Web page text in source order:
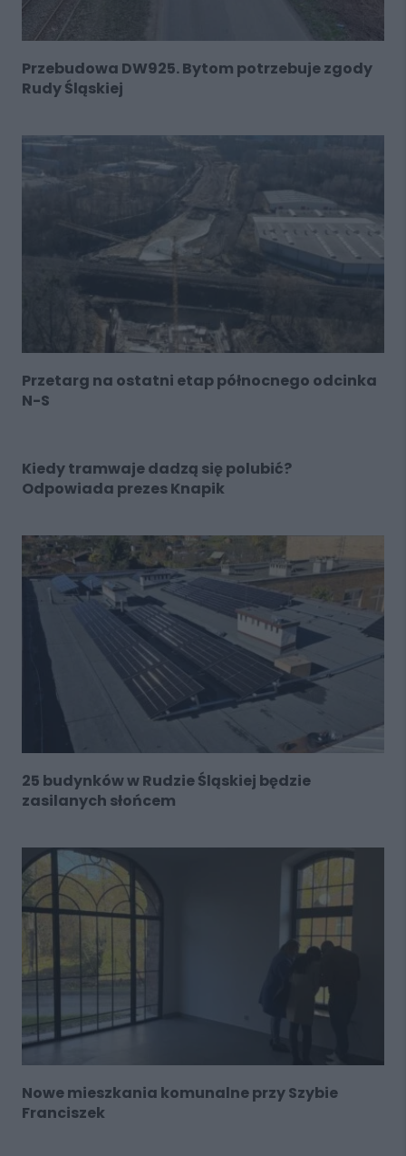
Przebudowa DW925. Bytom potrzebuje zgody
Rudy Śląskiej
Przetarg na ostatni etap północnego odcinka
N-S
Kiedy tramwaje dadzą się polubić?
Odpowiada prezes Knapik
25 budynków w Rudzie Śląskiej będzie
zasilanych słońcem
Nowe mieszkania komunalne przy Szybie
Franciszek